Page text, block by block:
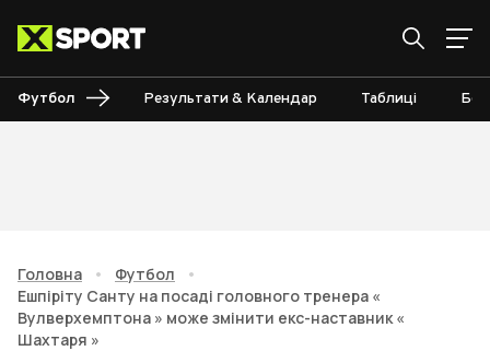
Футбол Результати & Календар Таблиці
Головна • Футбол
•
Ешпіріту Санту на посаді головного тренера «
Вулверхемптона » може змінити екс-наставник «
Шахтаря »